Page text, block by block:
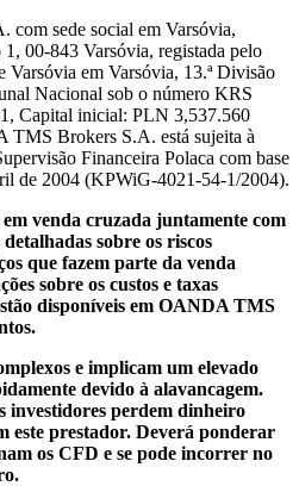
sede social em Varsóvia,
00-843 Varsóvia, registada pelo
em Varsóvia, 13.ª Divisão
Nacional sob o número KRS
Capital inicial: PLN 3,537.560
TMS Brokers S.A. está sujeita à
Financeira Polaca com base
de 2004 (KPWiG-4021-54-1/2004).
venda cruzada juntamente com
sobre os riscos
que fazem parte da venda
sobre os custos e taxas
disponíveis em OANDA TMS
e implicam um elevado
devido à alavancagem.
investidores perdem dinheiro
este prestador. Deverá ponderar
os CFD e se pode incorrer no